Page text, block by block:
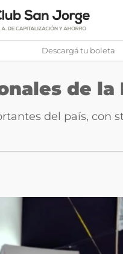
Pasar
contenido
principal
Descargá tu boleta
de la
del país, con